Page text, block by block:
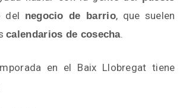
del negocio de barrio, que suelen
calendarios de cosecha.
en el Baix Llobregat tiene